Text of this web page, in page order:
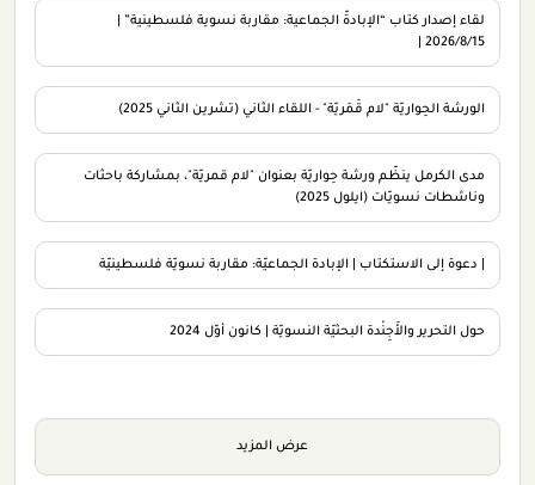
لقاء إصدار كتاب “اﻹﺑﺎدةّ اﻟﺠﻤﺎﻋﻴﺔ: ﻣﻘﺎرﺑﺔ ﻧﺴﻮﻳﺔ ﻓﻠﺴﻄﻴﻨﻴﺔ” |
2026/8/15 |
الورشة الحِواريّة "لام قَمَريّة" - اللقاء الثاني (تشرين الثاني 2025)
مدى الكرمل ينظّم ورشة حِواريّة بعنوان "لام قمريّة"، بمشاركة باحثات
وناشطات نسويّات (ايلول 2025)
| دعوة إلى الاستكتاب | الإبادة الجماعيّة: مقاربة نسويّة فلسطينيّة
حول التحرير والأَجِنْدة البحثيّة النسويّة | كانون أوّل 2024
عرض المزيد